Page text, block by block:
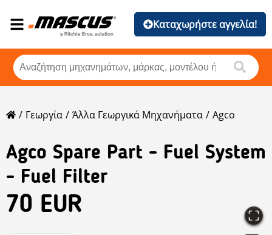
Καταχωρήστε αγγελία!
Γεωργία Άλλα Γεωργικά Μηχανήματα Agco
Agco Spare Part - Fuel System
- Fuel Filter
70 EUR